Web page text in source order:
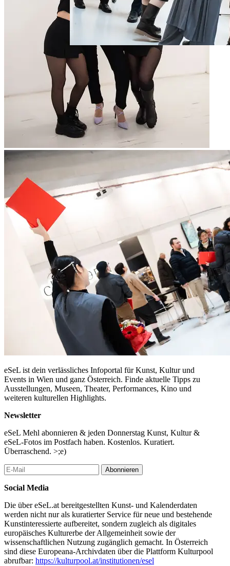
eSeL ist dein verlässliches Infoportal für Kunst, Kultur und
Events in Wien und ganz Österreich. Finde aktuelle Tipps zu
Ausstellungen, Museen, Theater, Performances, Kino und
weiteren kulturellen Highlights.
Newsletter
eSeL Mehl abonnieren & jeden Donnerstag Kunst, Kultur &
eSeL-Fotos im Postfach haben. Kostenlos. Kuratiert.
Überraschend. >;e)
Abonnieren
Social Media
Die über eSeL.at bereitgestellten Kunst- und Kalenderdaten
werden nicht nur als kuratierter Service für neue und bestehende
Kunstinteressierte aufbereitet, sondern zugleich als digitales
europäisches Kulturerbe der Allgemeinheit sowie der
wissenschaftlichen Nutzung zugänglich gemacht. In Österreich
sind diese Europeana-Archivdaten über die Plattform Kulturpool
abrufbar: https://kulturpool.at/institutionen/esel